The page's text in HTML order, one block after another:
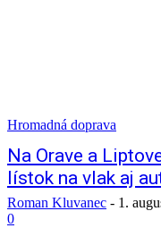
Hromadná doprava
Na Orave a
lístok na vlak aj
Roman Kluvanec - 1.
0